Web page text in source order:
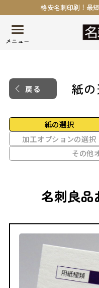
格安名刺印刷！最
戻る 紙
紙の選択
加工オプションの選択
その他
名刺良品